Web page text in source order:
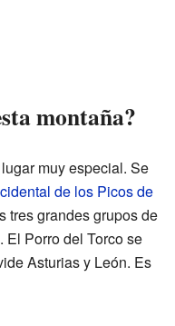
montaña?
muy especial. Se
de los Picos de
tres grandes grupos de
El Porro del Torco se
Asturias y León. Es